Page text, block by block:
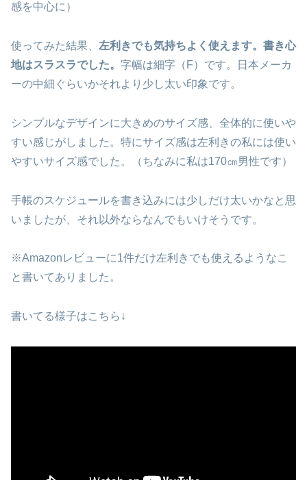
感を中心に）
使ってみた結果、 左利きでも気持ちよく使えます。書き心
地はスラスラでした。 字幅は細字（F）です。日本メーカ
ーの中細ぐらいかそれより少し太い印象です。
シンプルなデザインに大きめのサイズ感、全体的に使いや
すい感じがしました。特にサイズ感は左利きの私には使い
やすいサイズ感でした。（ちなみに私は170㎝男性です）
手帳のスケジュールを書き込みには少しだけ太いかなと思
いましたが、それ以外ならなんでもいけそうです。
※Amazonレビューに1件だけ左利きでも使えるようなこ
と書いてありました。
書いてる様子はこちら↓